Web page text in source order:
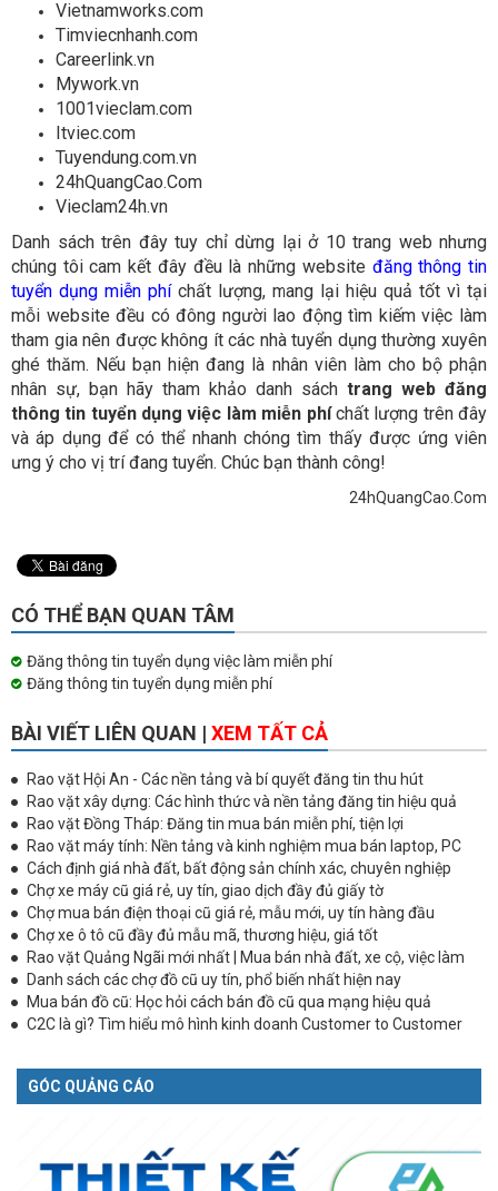
Vietnamworks.com
Timviecnhanh.com
Careerlink.vn
Mywork.vn
1001vieclam.com
Itviec.com
Tuyendung.com.vn
24hQuangCao.Com
Vieclam24h.vn
Danh sách trên đây tuy chỉ dừng lại ở 10 trang web nhưng
chúng tôi cam kết đây đều là những website đăng thông tin
tuyển dụng miễn phíchất lượng, mang lại hiệu quả tốt vì tại
mỗi website đều có đông người lao động tìm kiếm việc làm
tham gia nên được không ít các nhà tuyển dụng thường xuyên
ghé thăm. Nếu bạn hiện đang là nhân viên làm cho bộ phận
nhân sự, bạn hãy tham khảo danh sách trang web đăng
thông tin tuyển dụng việc làm miễn phíchất lượng trên đây
và áp dụng để có thể nhanh chóng tìm thấy được ứng viên
ưng ý cho vị trí đang tuyển. Chúc bạn thành công!
24hQuangCao.Com
CÓ THỂ BẠN QUAN TÂM
Đăng thông tin tuyển dụng việc làm miễn phí
Đăng thông tin tuyển dụng miễn phí
BÀI VIẾT LIÊN QUAN | XEM TẤT CẢ
Rao vặt Hội An - Các nền tảng và bí quyết đăng tin thu hút
Rao vặt xây dựng: Các hình thức và nền tảng đăng tin hiệu quả
Rao vặt Đồng Tháp: Đăng tin mua bán miễn phí, tiện lợi
Rao vặt máy tính: Nền tảng và kinh nghiệm mua bán laptop, PC
Cách định giá nhà đất, bất động sản chính xác, chuyên nghiệp
Chợ xe máy cũ giá rẻ, uy tín, giao dịch đầy đủ giấy tờ
Chợ mua bán điện thoại cũ giá rẻ, mẫu mới, uy tín hàng đầu
Chợ xe ô tô cũ đầy đủ mẫu mã, thương hiệu, giá tốt
Rao vặt Quảng Ngãi mới nhất | Mua bán nhà đất, xe cộ, việc làm
Danh sách các chợ đồ cũ uy tín, phổ biến nhất hiện nay
Mua bán đồ cũ: Học hỏi cách bán đồ cũ qua mạng hiệu quả
C2C là gì? Tìm hiểu mô hình kinh doanh Customer to Customer
GÓC QUẢNG CÁO